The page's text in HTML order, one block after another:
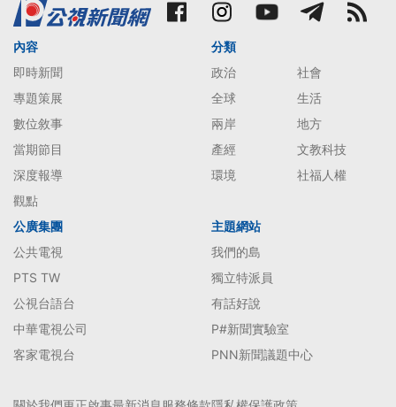
內容
即時新聞
專題策展
數位敘事
當期節目
深度報導
觀點
分類
政治
社會
全球
生活
兩岸
地方
產經
文教科技
環境
社福人權
公廣集團
公共電視
PTS TW
公視台語台
中華電視公司
客家電視台
主題網站
我們的島
獨立特派員
有話好說
P#新聞實驗室
PNN新聞議題中心